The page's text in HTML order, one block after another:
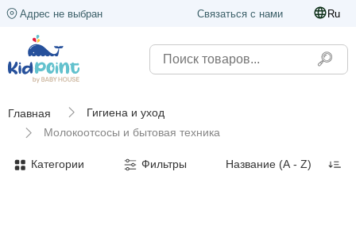
Адрес не выбран Связаться с нами Ru
Главная
Гигиена и уход
Молокоотсосы и бытовая техника
Категории Фильтры